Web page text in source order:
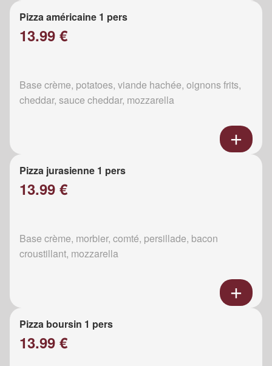
Pizza américaine 1 pers
13.99 €
Base crème, potatoes, viande hachée, oignons frits,
cheddar, sauce cheddar, mozzarella
Pizza jurasienne 1 pers
13.99 €
Base crème, morbier, comté, persillade, bacon
croustillant, mozzarella
Pizza boursin 1 pers
13.99 €